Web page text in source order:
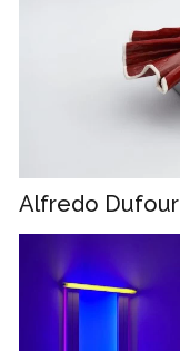
Alfredo Dufour